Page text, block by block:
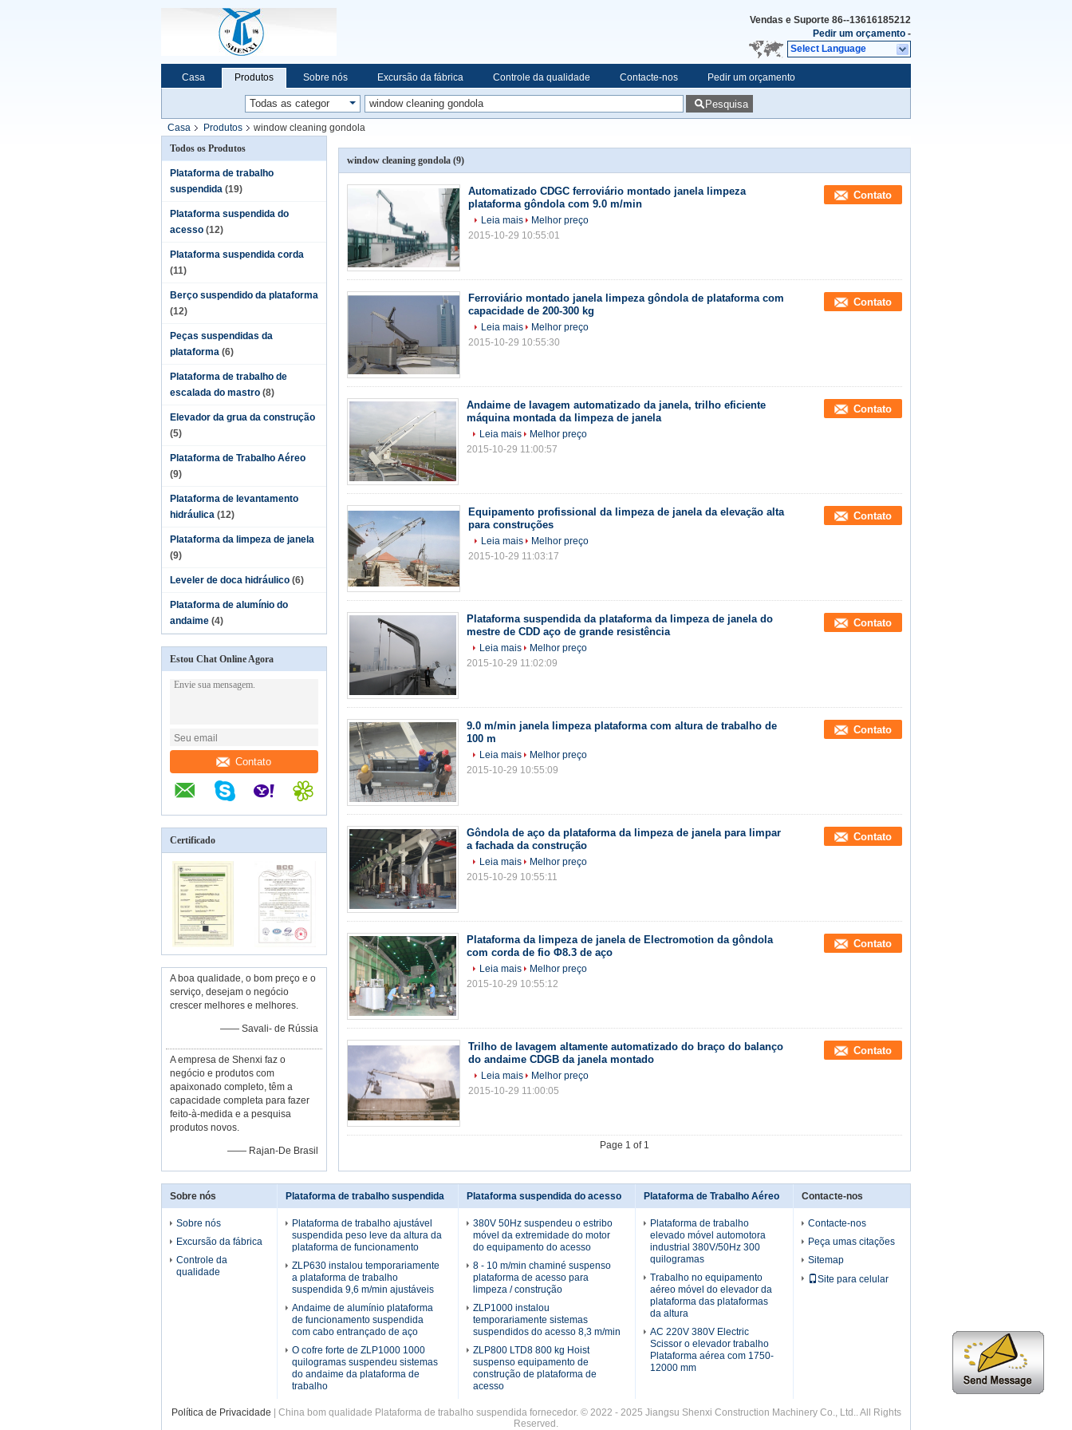
Vendas e Suporte 86--13616185212
Pedir um orçamento -
Select Language
Casa Produtos Sobre nós Excursão da fábrica Controle da qualidade Contacte-nos Pedir um orçamento
Notícia da empresa Pesquisa
Casa Produtos
window cleaning gondola
Todos os Produtos
Plataforma de trabalho
suspendida (19)
Plataforma suspendida do
acesso (12)
Plataforma suspendida corda
(11)
Berço suspendido da plataforma
(12)
Peças suspendidas da
plataforma (6)
Plataforma de trabalho de
escalada do mastro (8)
Elevador da grua da construção
(5)
Plataforma de Trabalho Aéreo
(9)
Plataforma de levantamento
hidráulica (12)
Plataforma da limpeza de janela
(9)
Leveler de doca hidráulico (6)
Plataforma de alumínio do
andaime (4)
Estou Chat Online Agora
Contato
Certificado
A boa qualidade, o bom preço e o
serviço, desejam o negócio
crescer melhores e melhores.
—— Savali- de Rússia
A empresa de Shenxi faz o
negócio e produtos com
apaixonado completo, têm a
capacidade completa para fazer
feito-à-medida e a pesquisa
produtos novos.
—— Rajan-De Brasil
window cleaning gondola (9)
Automatizado CDGC ferroviário montado janela limpeza
plataforma gôndola com 9.0 m/min
Contato
Leia mais
Melhor preço
2015-10-29 10:55:01
Ferroviário montado janela limpeza gôndola de plataforma com
capacidade de 200-300 kg
Contato
Leia mais
Melhor preço
2015-10-29 10:55:30
Andaime de lavagem automatizado da janela, trilho eficiente
máquina montada da limpeza de janela
Contato
Leia mais
Melhor preço
2015-10-29 11:00:57
Equipamento profissional da limpeza de janela da elevação alta
para construções
Contato
Leia mais
Melhor preço
2015-10-29 11:03:17
Plataforma suspendida da plataforma da limpeza de janela do
mestre de CDD aço de grande resistência
Contato
Leia mais
Melhor preço
2015-10-29 11:02:09
9.0 m/min janela limpeza plataforma com altura de trabalho de
100 m
Contato
Leia mais
Melhor preço
2015-10-29 10:55:09
Gôndola de aço da plataforma da limpeza de janela para limpar
a fachada da construção
Contato
Leia mais
Melhor preço
2015-10-29 10:55:11
Plataforma da limpeza de janela de Electromotion da gôndola
com corda de fio Φ8.3 de aço
Contato
Leia mais
Melhor preço
2015-10-29 10:55:12
Trilho de lavagem altamente automatizado do braço do balanço
do andaime CDGB da janela montado
Contato
Leia mais
Melhor preço
2015-10-29 11:00:05
Page 1 of 1
Sobre nós
Sobre nós
Excursão da fábrica
Controle da
qualidade
Plataforma de trabalho suspendida
Plataforma de trabalho ajustável
suspendida peso leve da altura da
plataforma de funcionamento
ZLP630 instalou temporariamente
a plataforma de trabalho
suspendida 9,6 m/min ajustáveis
Andaime de alumínio plataforma
de funcionamento suspendida
com cabo entrançado de aço
O cofre forte de ZLP1000 1000
quilogramas suspendeu sistemas
do andaime da plataforma de
trabalho
Plataforma suspendida do acesso
380V 50Hz suspendeu o estribo
móvel da extremidade do motor
do equipamento do acesso
8 - 10 m/min chaminé suspenso
plataforma de acesso para
limpeza / construção
ZLP1000 instalou
temporariamente sistemas
suspendidos do acesso 8,3 m/min
ZLP800 LTD8 800 kg Hoist
suspenso equipamento de
construção de plataforma de
acesso
Plataforma de Trabalho Aéreo
Plataforma de trabalho
elevado móvel automotora
industrial 380V/50Hz 300
quilogramas
Trabalho no equipamento
aéreo móvel do elevador da
plataforma das plataformas
da altura
AC 220V 380V Electric
Scissor o elevador trabalho
Plataforma aérea com 1750-
12000 mm
Contacte-nos
Contacte-nos
Peça umas citações
Sitemap
Site para celular
Política de Privacidade | China bom qualidade Plataforma de trabalho suspendida fornecedor. © 2022 - 2025 Jiangsu Shenxi Construction Machinery Co., Ltd.. All Rights
Reserved.